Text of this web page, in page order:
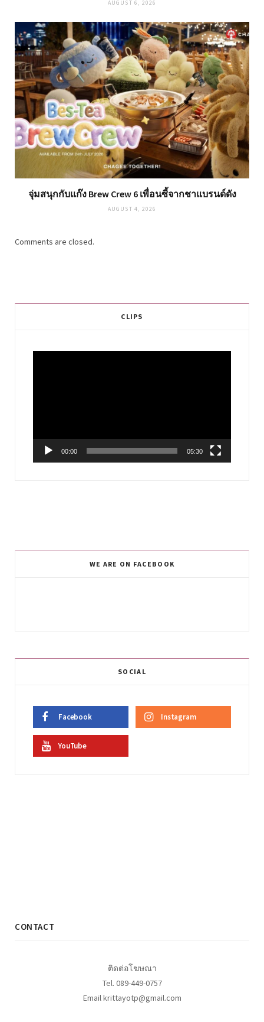
AUGUST 6, 2026
จุ่มสนุกกับแก๊ง Brew Crew 6 เพื่อนซี้จากชาแบรนด์ดัง
AUGUST 4, 2026
Comments are closed.
CLIPS
00:00 05:30
WE ARE ON FACEBOOK
SOCIAL
Facebook Instagram
YouTube
CONTACT
ติดต่อโฆษณา
Tel. 089-449-0757
Email krittayotp@gmail.com